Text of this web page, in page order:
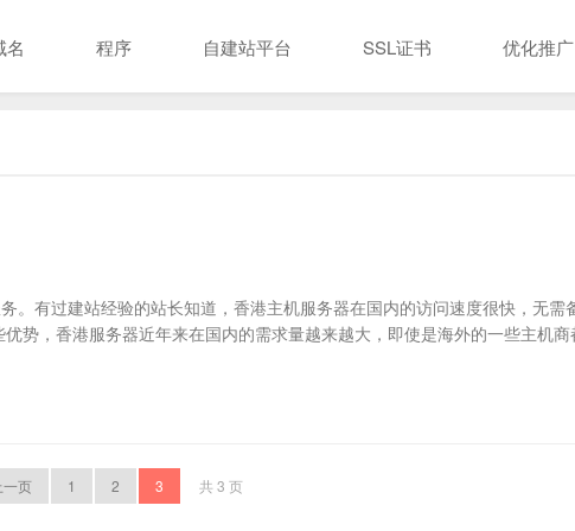
名 程序 自建站平台 SSL证书 优化推广
有过建站经验的站长知道，香港主机服务器在国内的访问速度很快，无需
势，香港服务器近年来在国内的需求量越来越大，即使是海外的一些主机商
一页 1 2 3 共 3 页